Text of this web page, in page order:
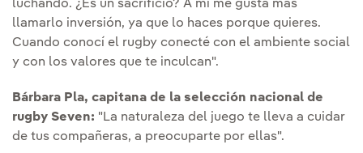
luchando. ¿Es un sacrificio? A mí me gusta más
llamarlo inversión, ya que lo haces porque quieres.
Cuando conocí el rugby conecté con el ambiente social
y con los valores que te inculcan".
Bárbara Pla, capitana de la selección nacional de
rugby Seven: "La naturaleza del juego te lleva a cuidar
de tus compañeras, a preocuparte por ellas".